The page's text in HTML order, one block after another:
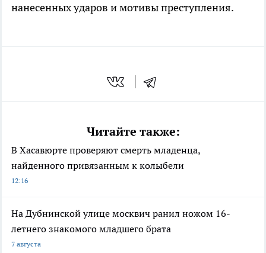
нанесенных ударов и мотивы преступления.
Читайте также:
В Хасавюрте проверяют смерть младенца,
найденного привязанным к колыбели
12:16
На Дубнинской улице москвич ранил ножом 16-
летнего знакомого младшего брата
7 августа